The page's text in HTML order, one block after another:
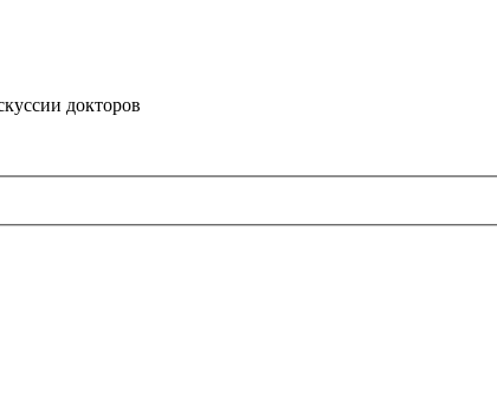
докторов